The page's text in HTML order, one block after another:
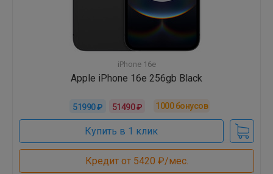
iPhone 16e
Apple iPhone 16e 256gb Black
51990 ₽ 51490 ₽ 1000бонусов
Купить в 1 клик
Кредит от 5420 ₽/мес.